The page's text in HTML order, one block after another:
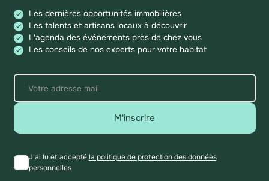
Les dernières opportunités immobilières
Les talents et artisans locaux à découvrir
L'agenda des événements près de chez vous
Les conseils de nos experts pour votre habitat
M'inscrire
J'ai lu et acceptéla politique de protection des données
personnelles